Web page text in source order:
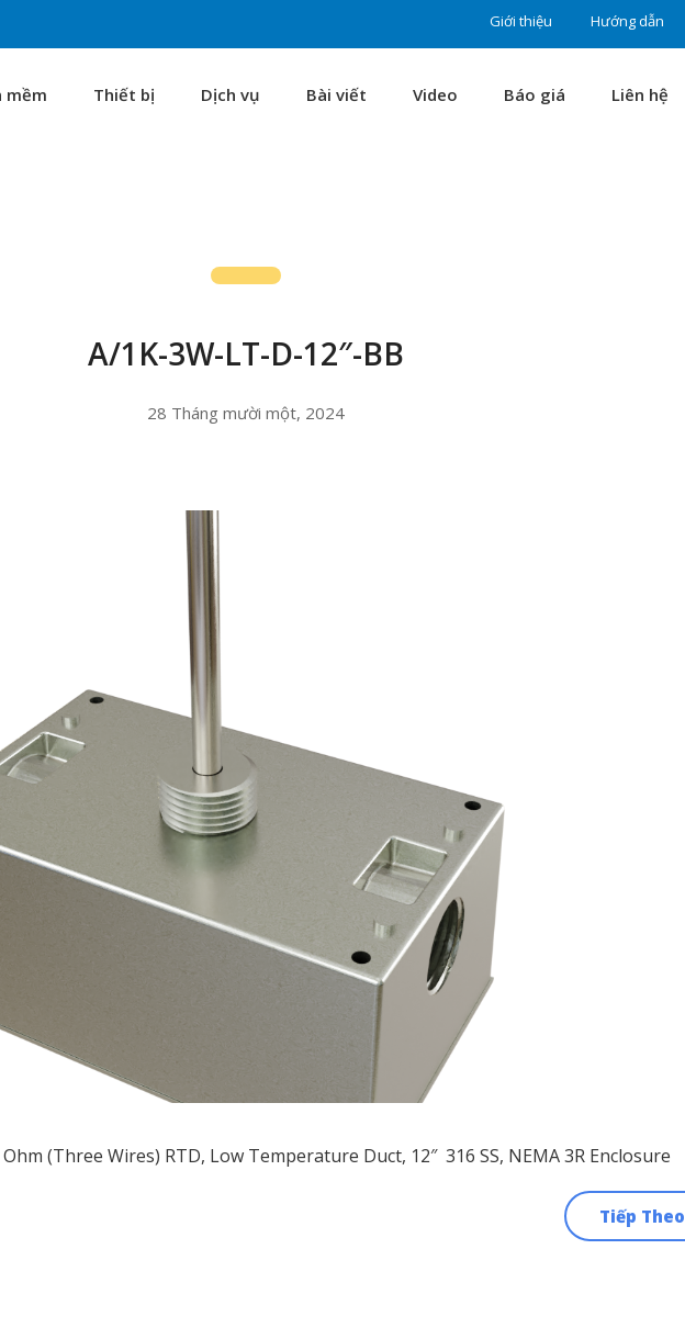
Giới thiệu Hướng dẫn
mềm Thiết bị Dịch vụ Bài viết Video Báo giá Liên hệ
A/1K-3W-LT-D-12″-BB
28 Tháng mười một, 2024
Ohm (Three Wires) RTD, Low Temperature Duct, 12″ 316 SS, NEMA 3R Enclosure
Tiếp Theo